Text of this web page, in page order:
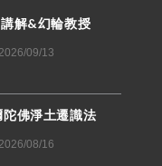
解&幻輪教授
09/13
佛淨土遷識法
08/16